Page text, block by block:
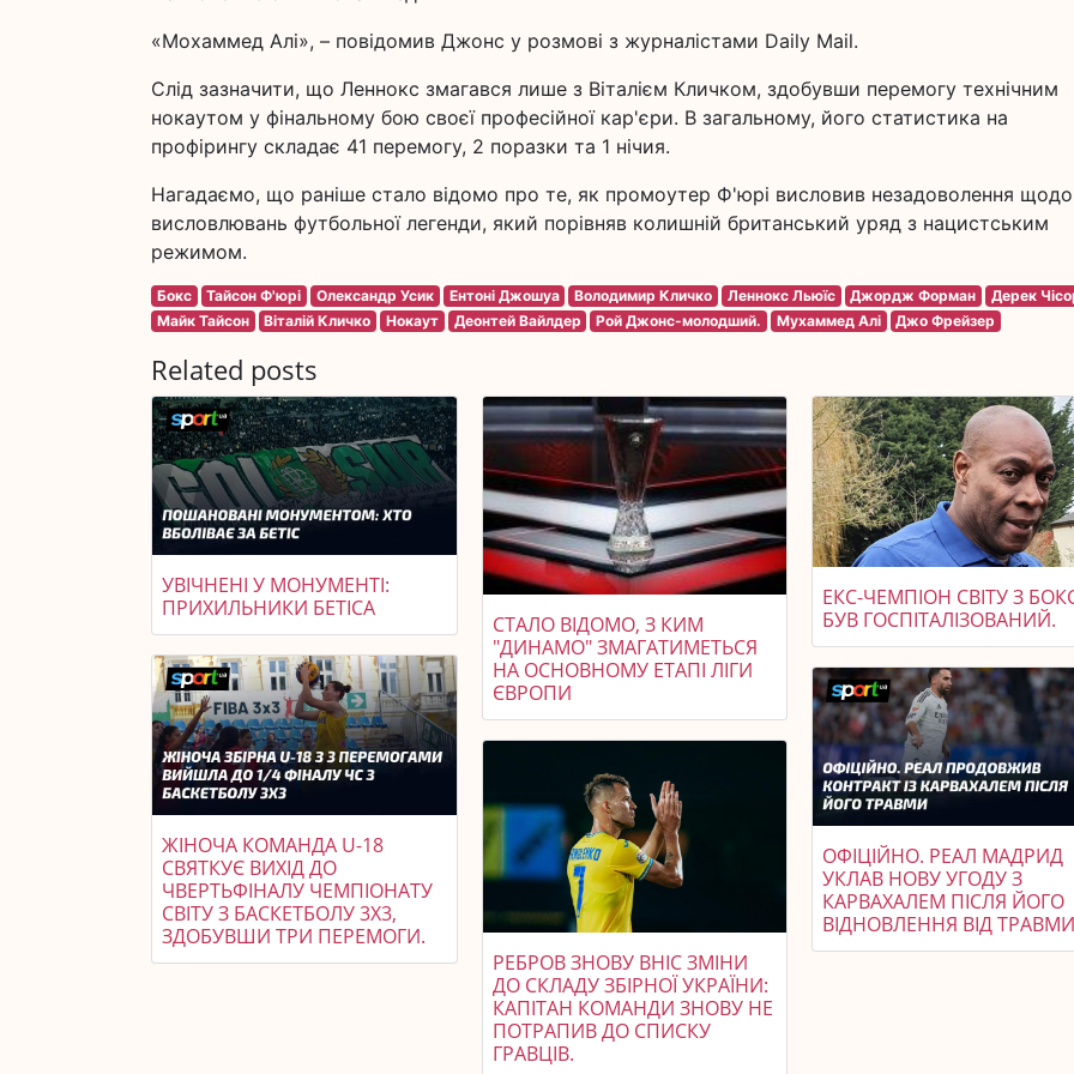
«Мохаммед Алі», – повідомив Джонс у розмові з журналістами Daily Mail.
Слід зазначити, що Леннокс змагався лише з Віталієм Кличком, здобувши перемогу технічним
нокаутом у фінальному бою своєї професійної кар'єри. В загальному, його статистика на
профірингу складає 41 перемогу, 2 поразки та 1 нічия.
Нагадаємо, що раніше стало відомо про те, як промоутер Ф'юрі висловив незадоволення щодо
висловлювань футбольної легенди, який порівняв колишній британський уряд з нацистським
режимом.
Бокс Тайсон Ф'юрі Олександр Усик Ентоні Джошуа Володимир Кличко Леннокс Льюїс Джордж Форман
Дерек
Майк Тайсон
Віталій Кличко Нокаут Деонтей Вайлдер Рой Джонс-молодший. Мухаммед Алі Джо Фрейзер
Related posts
УВІЧНЕНІ У МОНУМЕНТІ:
ПРИХИЛЬНИКИ БЕТІСА
ЖІНОЧА КОМАНДА U-18
СВЯТКУЄ ВИХІД ДО
ЧВЕРТЬФІНАЛУ ЧЕМПІОНАТУ
СВІТУ З БАСКЕТБОЛУ 3X3,
ЗДОБУВШИ ТРИ ПЕРЕМОГИ.
СТАЛО ВІДОМО, З КИМ
"ДИНАМО" ЗМАГАТИМЕТЬСЯ
НА ОСНОВНОМУ ЕТАПІ ЛІГИ
ЄВРОПИ
РЕБРОВ ЗНОВУ ВНІС ЗМІНИ
ДО СКЛАДУ ЗБІРНОЇ УКРАЇНИ:
КАПІТАН КОМАНДИ ЗНОВУ НЕ
ПОТРАПИВ ДО СПИСКУ
ГРАВЦІВ.
ЕКС-ЧЕМПІОН СВІТУ З
БУВ ГОСПІТАЛІЗОВАНИЙ.
ОФІЦІЙНО. РЕАЛ МАДРИД
УКЛАВ НОВУ УГОДУ З
КАРВАХАЛЕМ ПІСЛЯ ЙОГО
ВІДНОВЛЕННЯ ВІД